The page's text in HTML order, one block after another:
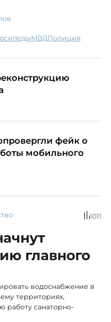
МВД полиция
фейк о
мобильного
1011
главного
водоснабжение в
территориях,
работу санаторно-